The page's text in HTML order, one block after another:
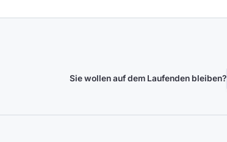
Sie wollen auf dem Laufenden bleiben?